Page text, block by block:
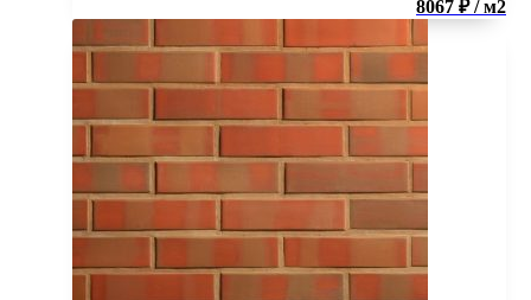
8067 ₽ / м2